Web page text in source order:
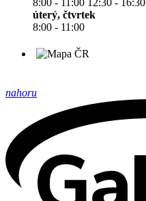
8:00 - 11:00 12:30 - 16:30
úterý, čtvrtek
8:00 - 11:00
nahoru